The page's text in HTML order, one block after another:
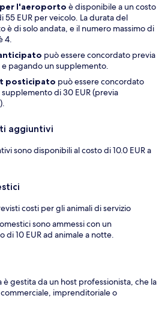
l'aeroporto è disponibile a un costo
55 EUR per veicolo. La durata del
è di solo andata, e il numero massimo di
4.
può essere concordato previa
pagando un supplemento.
posticipato può essere concordato
di 30 EUR (previa
aggiuntivi
sono disponibili al costo di 10.0 EUR a
costi per gli animali di servizio
sono ammessi con un
di 10 EUR ad animale a notte.
gestita da un host professionista, che la
imprenditoriale o